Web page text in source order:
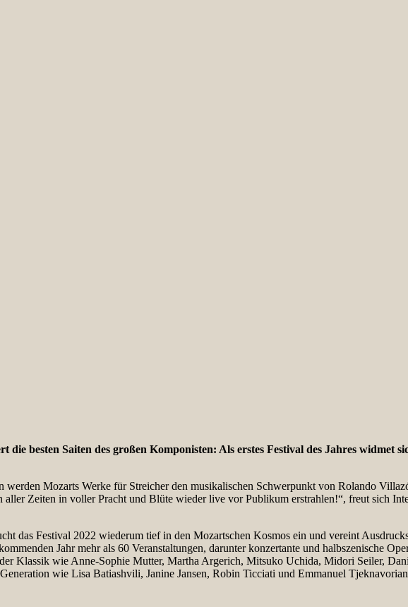
die besten Saiten des großen Komponisten: Als erstes Festival des Jahres
werden Mozarts Werke für Streicher den musikalischen Schwerpunkt von Rolando
aller Zeiten in voller Pracht und Blüte wieder live vor Publikum erstrahlen!“, freut sich
das Festival 2022 wiederum tief in den Mozartschen Kosmos ein und vereint
Jahr mehr als 60 Veranstaltungen, darunter konzertante und halbszenische
Klassik wie Anne-Sophie Mutter, Martha Argerich, Mitsuko Uchida, Midori Seiler,
wie Lisa Batiashvili, Janine Jansen, Robin Ticciati und Emmanuel